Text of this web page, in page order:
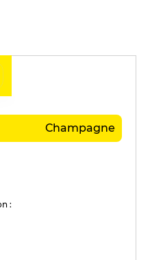
Champagne
: